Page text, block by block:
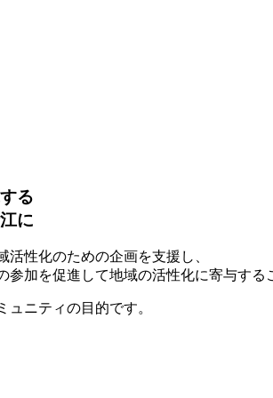
る
に
活性化のための企画を支援し、
参加を促進して地域の活性化に寄与する
ュニティの目的です。